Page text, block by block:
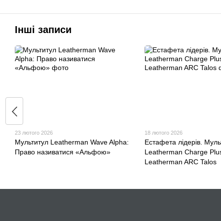
Інші записи
23 лютого 2026
Мультитул Leatherman Wave Alpha:
Право називатися «Альфою»
18 лютого 2026
Естафета лідерів.
Leatherman Charge
Leatherman ARC Talos